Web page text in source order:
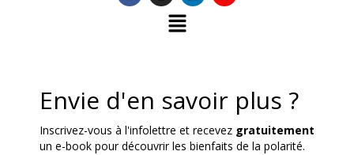
Envie d'en savoir plus ?
Inscrivez-vous à l'infolettre et recevez gratuitement
un e-book pour découvrir les bienfaits de la polarité.